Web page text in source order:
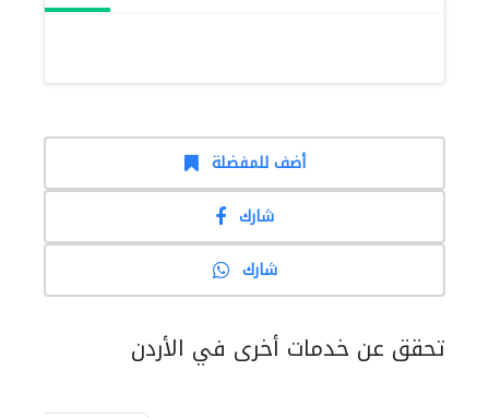
أضف للمفضلة
شارك
شارك
تحقق عن خدمات أخرى في الأردن